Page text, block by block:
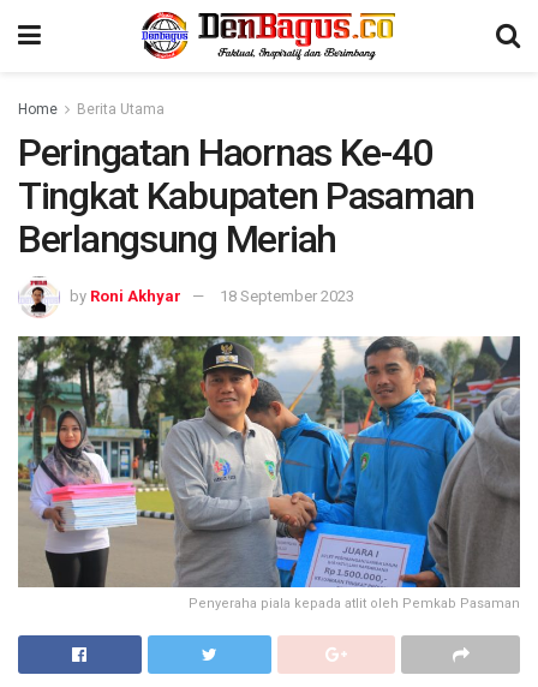
Home Berita Utama
Peringatan Haornas Ke-40
Tingkat Kabupaten Pasaman
Berlangsung Meriah
by Roni Akhyar 18 September 2023
Penyeraha piala kepada atlit oleh Pemkab Pasaman